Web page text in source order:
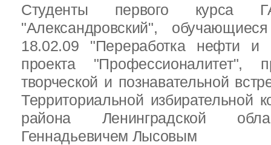
Студенты первого
"Александровский",
18.02.09 "Переработка нефти и
проекта "Профессионалитет",
творческой и познавательной
Территориальной избирательной
района Ленинградской
Геннадьевичем Лысовым